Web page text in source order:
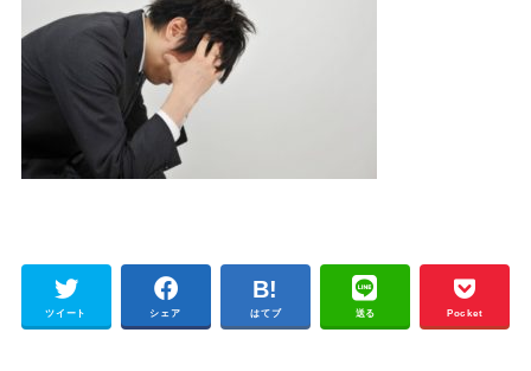
ツイート シェア はてブ 送る Pocket